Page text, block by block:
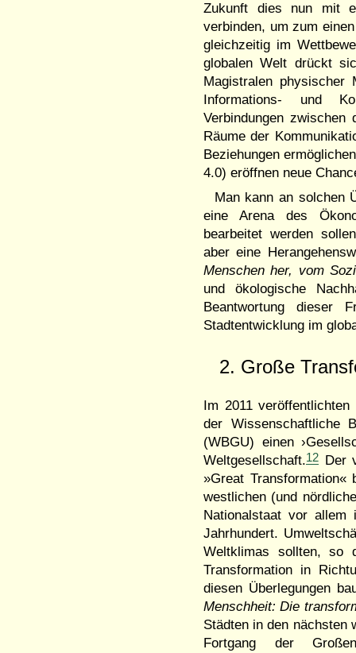
Zukunft dies nun mit
verbinden, um zum
gleichzeitig im
globalen Welt drückt
Magistralen physischer
Informations- und
Verbindungen
Räume der
Beziehungen
4.0) eröffnen neue
Man kann an solchen
eine Arena des
bearbeitet werden
aber eine
Menschen her, vom
und ökologische
Beantwortung dieser
Stadtentwicklung im
2. Große
Im 2011
der Wissenschaftliche
(WBGU) einen
Weltgesellschaft.12 Der
»Great Transformation«
westlichen (und
Nationalstaat vor allem
Jahrhundert.
Weltklimas sollten, so
Transformation in
diesen Überlegungen
Menschheit: Die
Städten in den nächsten
Fortgang der